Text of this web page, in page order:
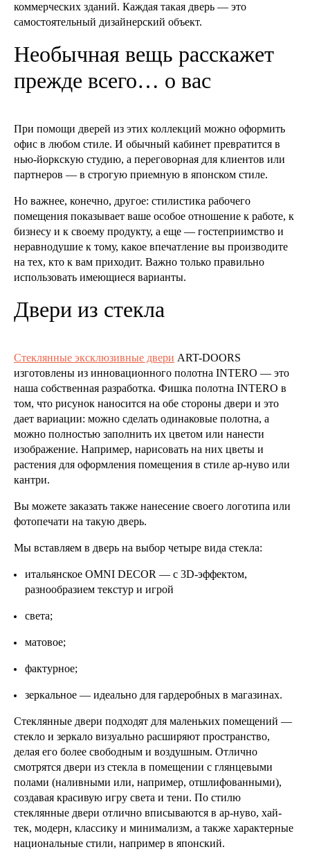
коммерческих зданий. Каждая такая дверь — это
самостоятельный дизайнерский объект.
Необычная вещь расскажет
прежде всего… о вас
При помощи дверей из этих коллекций можно оформить
офис в любом стиле. И обычный кабинет превратится в
нью-йоркскую студию, а переговорная для клиентов или
партнеров — в строгую приемную в японском стиле.
Но важнее, конечно, другое: стилистика рабочего
помещения показывает ваше особое отношение к работе, к
бизнесу и к своему продукту, а еще — гостеприимство и
неравнодушие к тому, какое впечатление вы производите
на тех, кто к вам приходит. Важно только правильно
использовать имеющиеся варианты.
Двери из стекла
Стеклянные эксклюзивные двери ART-DOORS
изготовлены из инновационного полотна INTERO — это
наша собственная разработка. Фишка полотна INTERO в
том, что рисунок наносится на обе стороны двери и это
дает вариации: можно сделать одинаковые полотна, а
можно полностью заполнить их цветом или нанести
изображение. Например, нарисовать на них цветы и
растения для оформления помещения в стиле ар-нуво или
кантри.
Вы можете заказать также нанесение своего логотипа или
фотопечати на такую дверь.
Мы вставляем в дверь на выбор четыре вида стекла:
итальянское OMNI DECOR — с 3D-эффектом,
разнообразием текстур и игрой
света;
матовое;
фактурное;
зеркальное — идеально для гардеробных в магазинах.
Стеклянные двери подходят для маленьких помещений —
стекло и зеркало визуально расширяют пространство,
делая его более свободным и воздушным. Отлично
смотрятся двери из стекла в помещении с глянцевыми
полами (наливными или, например, отшлифованными),
создавая красивую игру света и тени. По стилю
стеклянные двери отлично вписываются в ар-нуво, хай-
тек, модерн, классику и минимализм, а также характерные
национальные стили, например в японский.